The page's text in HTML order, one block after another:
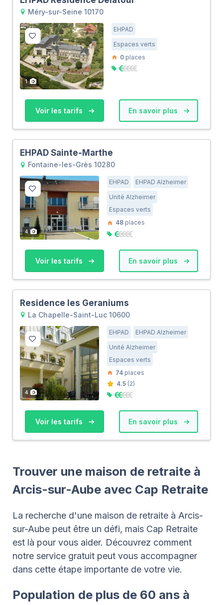
Méry-sur-Seine 10170
1
EHPAD
Espaces verts
0 places
Voir les tarifs En savoir plus
EHPAD Sainte-Marthe
Fontaine-les-Grès 10280
4
EHPAD
EHPAD Alzheimer
Unité Alzheimer
Espaces verts
48 places
Voir les tarifs En savoir plus
Residence les Geraniums
La Chapelle-Saint-Luc 10600
4
EHPAD
EHPAD Alzheimer
Unité Alzheimer
Espaces verts
74 places
4.5 (2)
Voir les tarifs En savoir plus
Trouver une maison de retraite à
Arcis-sur-Aube avec Cap Retraite
La recherche d'une maison de retraite à Arcis-
sur-Aube peut être un défi, mais Cap Retraite
est là pour vous aider. Découvrez comment
notre service gratuit peut vous accompagner
dans cette étape importante de votre vie.
Population de plus de 60 ans à